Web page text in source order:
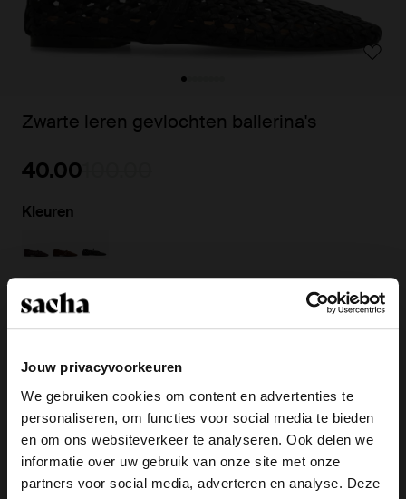
Jouw privacyvoorkeuren
We gebruiken cookies om content en advertenties te
personaliseren, om functies voor social media te bieden
en om ons websiteverkeer te analyseren. Ook delen we
informatie over uw gebruik van onze site met onze
partners voor social media, adverteren en analyse. Deze
Zwarte leren gevlochten ballerina's
40.00
Kleuren
Mail me
14 dagen bedenktijd
Product omschrijving
×
View this website in English?
It looks like your language isn't Dutch. Would